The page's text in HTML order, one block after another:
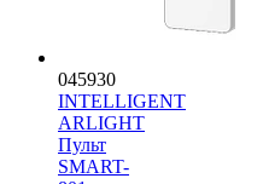
045930
INTELLIGENT
ARLIGHT
Пульт
SMART-